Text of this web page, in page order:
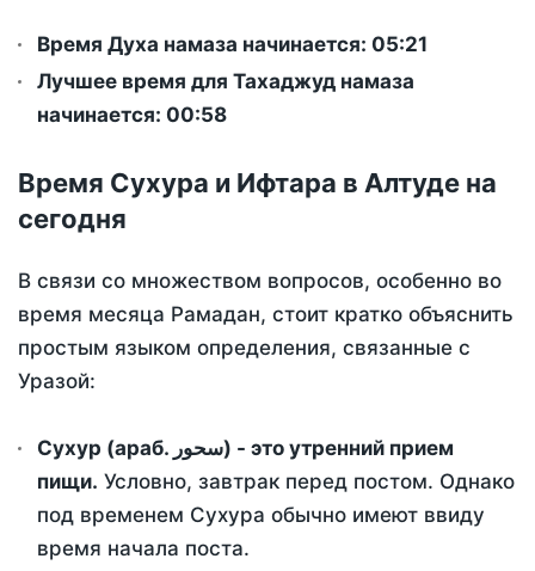
Время Духа намаза начинается: 05:21
Лучшее время для Тахаджуд намаза
начинается: 00:58
Время Сухура и Ифтара в Алтуде на
сегодня
В связи со множеством вопросов, особенно во
время месяца Рамадан, стоит кратко объяснить
простым языком определения, связанные с
Уразой:
Сухур (араб. سحور) - это утренний прием
пищи. Условно, завтрак перед постом. Однако
под временем Сухура обычно имеют ввиду
время начала поста.